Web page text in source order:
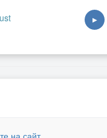
▶
на сайт.